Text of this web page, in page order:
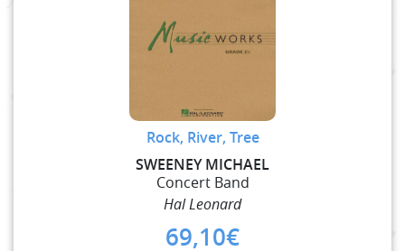
Rock, River, Tree
SWEENEY MICHAEL
Concert Band
Hal Leonard
69,10€